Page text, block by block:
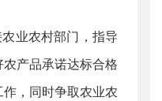
业农村部门，指导
产品承诺达标合格
，同时争取农业农